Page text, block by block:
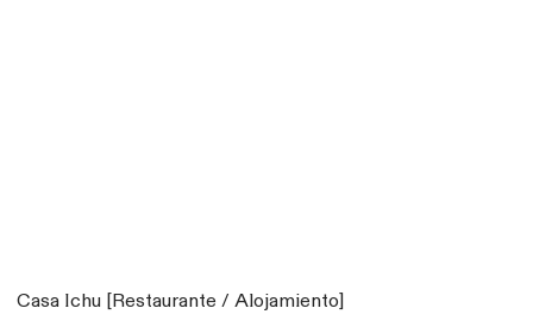
Casa Ichu [Restaurante / Alojamiento]